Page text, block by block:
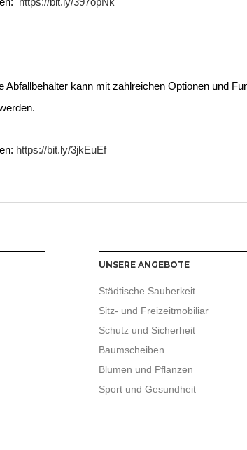
Abfallbehälter kann mit zahlreichen Optionen und
https://bit.ly/3jkEuEf
UNSERE ANGEBOTE
Städtische Sauberkeit
Sitz- und Freizeitmobiliar
Schutz und Sicherheit
Baumscheiben
Blumen und Pflanzen
Sport und Gesundheit